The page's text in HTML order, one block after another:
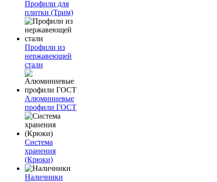
Профили для
плитки (Трим)
Профили из
нержавеющей
стали
Алюминиевые
профили ГОСТ
Система
хранения
(Крюки)
Наличники